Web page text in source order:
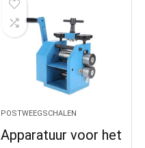
POSTWEEGSCHALEN
Apparatuur voor het